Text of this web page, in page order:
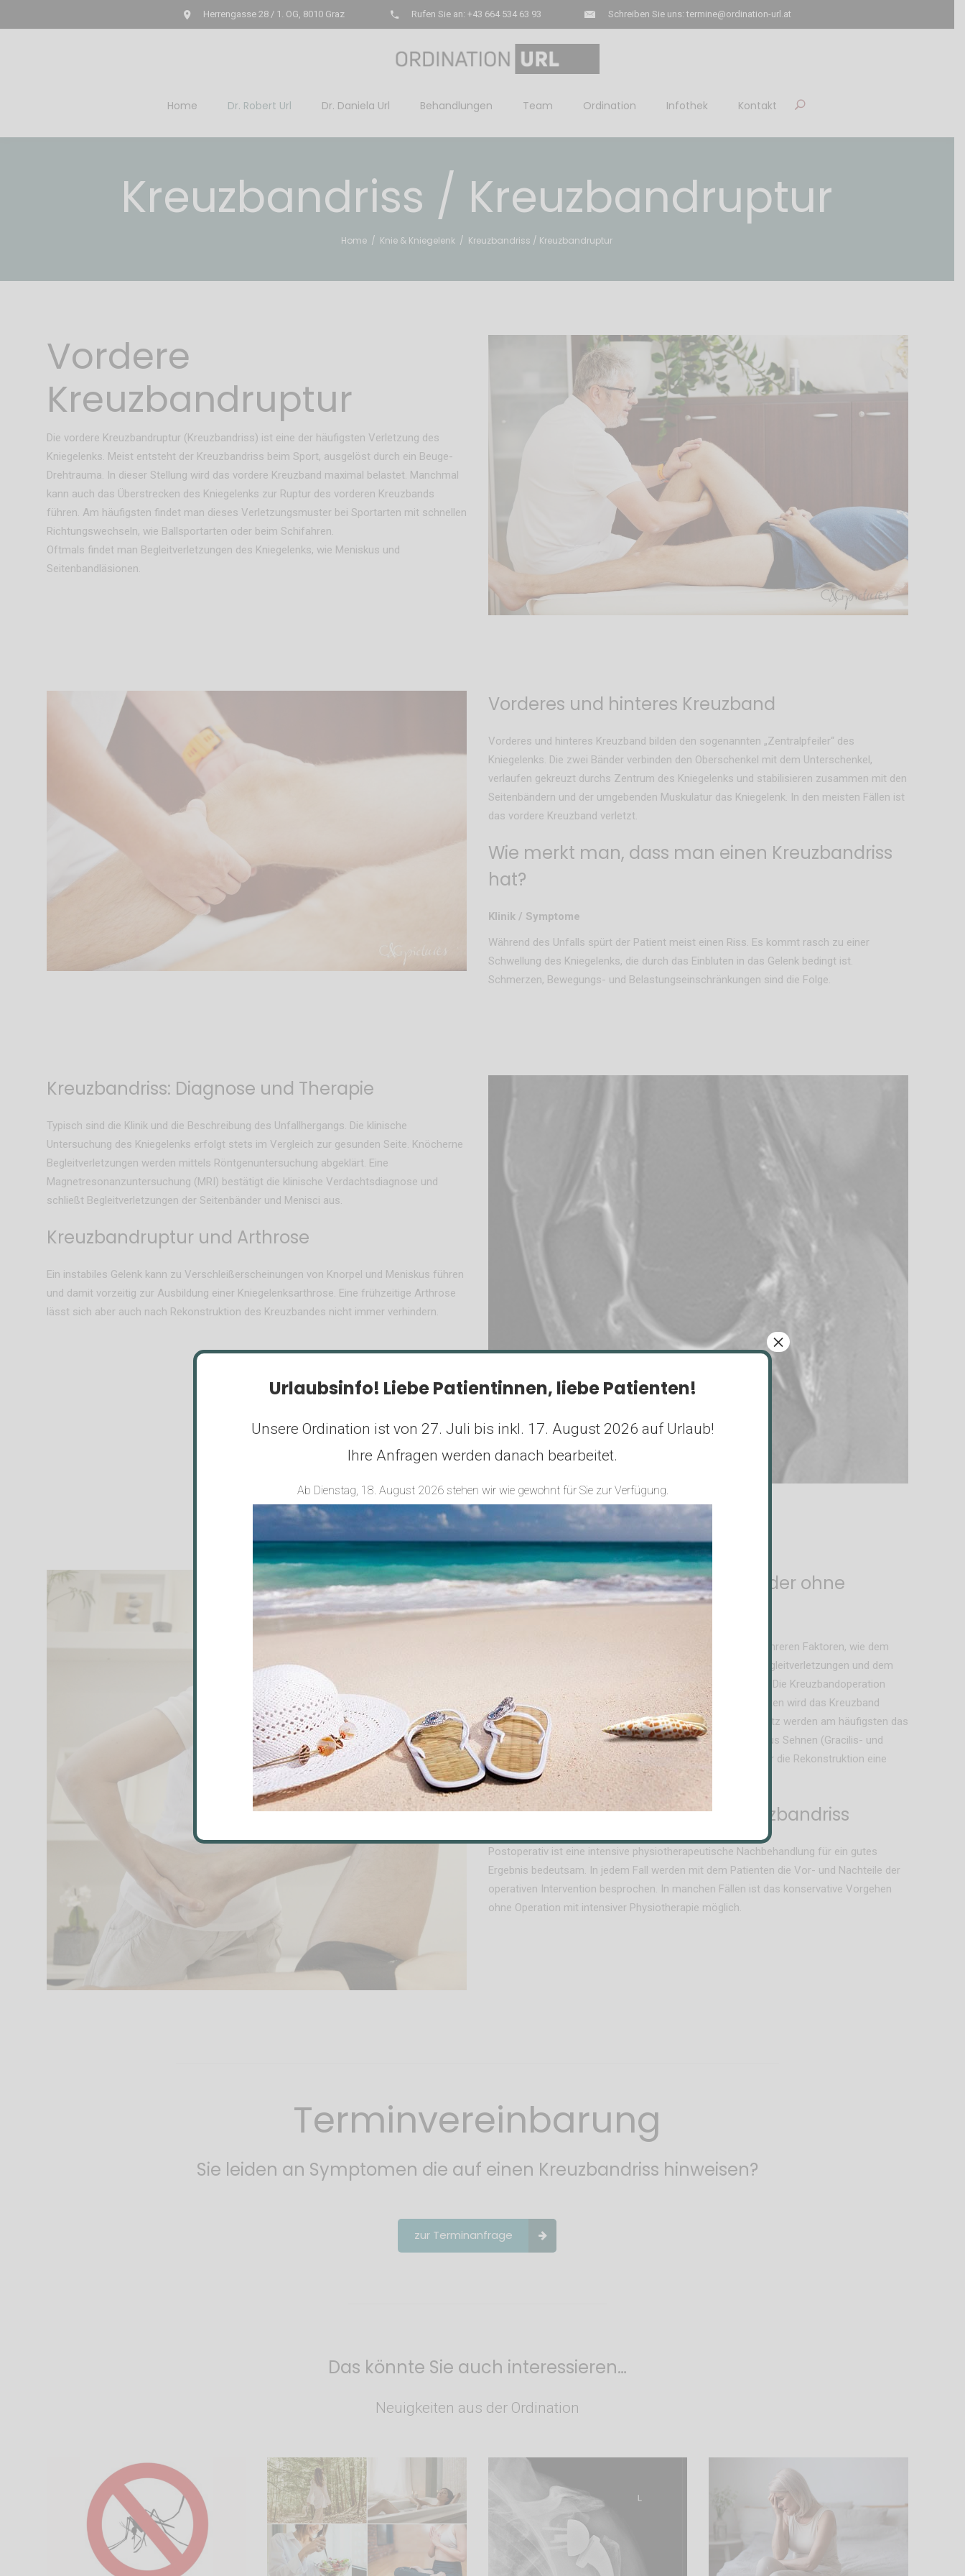
Herrengasse 28 / 1. OG, 8010 Graz Rufen Sie an: +43 664 534 63 93 Schreiben Sie uns: termine@ordination-url.at
Home Dr. Robert Url Dr. Daniela Url Behandlungen Team Ordination Infothek Kontakt
Kreuzbandriss / Kreuzbandruptur
Home / Knie & Kniegelenk / Kreuzbandriss / Kreuzbandruptur
Vordere
Kreuzbandruptur
Die vordere Kreuzbandruptur (Kreuzbandriss) ist eine der häufigsten Verletzung des
Kniegelenks. Meist entsteht der Kreuzbandriss beim Sport, ausgelöst durch ein Beuge-
Drehtrauma. In dieser Stellung wird das vordere Kreuzband maximal belastet. Manchmal
kann auch das Überstrecken des Kniegelenks zur Ruptur des vorderen Kreuzbands
führen. Am häufigsten findet man dieses Verletzungsmuster bei Sportarten mit schnellen
Richtungswechseln, wie Ballsportarten oder beim Schifahren.
Oftmals findet man Begleitverletzungen des Kniegelenks, wie Meniskus und
Seitenbandläsionen.
Vorderes und hinteres Kreuzband
Vorderes und hinteres Kreuzband bilden den sogenannten „Zentralpfeiler“ des
Kniegelenks. Die zwei Bänder verbinden den Oberschenkel mit dem Unterschenkel,
verlaufen gekreuzt durchs Zentrum des Kniegelenks und stabilisieren zusammen mit den
Seitenbändern und der umgebenden Muskulatur das Kniegelenk. In den meisten Fällen ist
das vordere Kreuzband verletzt.
Wie merkt man, dass man einen Kreuzbandriss
hat?
Klinik / Symptome
Während des Unfalls spürt der Patient meist einen Riss. Es kommt rasch zu einer
Schwellung des Kniegelenks, die durch das Einbluten in das Gelenk bedingt ist.
Schmerzen, Bewegungs- und Belastungseinschränkungen sind die Folge.
Kreuzbandriss: Diagnose und Therapie
Typisch sind die Klinik und die Beschreibung des Unfallhergangs. Die klinische
Untersuchung des Kniegelenks erfolgt stets im Vergleich zur gesunden Seite. Knöcherne
Begleitverletzungen werden mittels Röntgenuntersuchung abgeklärt. Eine
Magnetresonanzuntersuchung (MRI) bestätigt die klinische Verdachtsdiagnose und
schließt Begleitverletzungen der Seitenbänder und Menisci aus.
Kreuzbandruptur und Arthrose
Ein instabiles Gelenk kann zu Verschleißerscheinungen von Knorpel und Meniskus führen
und damit vorzeitig zur Ausbildung einer Kniegelenksarthrose. Eine frühzeitige Arthrose
lässt sich aber auch nach Rekonstruktion des Kreuzbandes nicht immer verhindern.
Kreuzbandriss Behandlung mit oder ohne
Operation?
Ob ein Kreuzbandriss operiert wird oder nicht, hängt von mehreren Faktoren, wie dem
Alter des Patienten, dem sportlichen Anspruch, etwaigen Begleitverletzungen und dem
subjektiven Instabilitätsgefühl (giving way) des Patienten ab. Die Kreuzbandoperation
erfolgt arthroskopisch (Kniegelenksspiegelung). Am häufigsten wird das Kreuzband
durch eine körpereigene Sehne ersetzt. Zum Kreuzbandersatz werden am häufigsten das
mittlere Drittel der Patellasehne oder die beiden Pes anserinus Sehnen (Gracilis- und
Semitendinosussehne) verwendet. In seltenen Fällen wird für die Rekonstruktion eine
Spendersehne (Allograft) gebraucht.
Physiotherapie nach einem Kreuzbandriss
Postoperativ ist eine intensive physiotherapeutische Nachbehandlung für ein gutes
Ergebnis bedeutsam. In jedem Fall werden mit dem Patienten die Vor- und Nachteile der
operativen Intervention besprochen. In manchen Fällen ist das konservative Vorgehen
ohne Operation mit intensiver Physiotherapie möglich.
Terminvereinbarung
Sie leiden an Symptomen die auf einen Kreuzbandriss hinweisen?
zur Terminanfrage
Das könnte Sie auch interessieren…
Neuigkeiten aus der Ordination
5. August 2026
Was hilft gegen
Mückenstiche?
20. Juli 2026
PMS Symptome in den
Griff bekommen
6. Juli 2026
Komplexes
Schultergelenk
1. Juli 2026
Schlafstörung und
Wechseljahre
Urlaubsinfo! Liebe Patientinnen, liebe Patienten!
Unsere Ordination ist von 27. Juli bis inkl. 17. August 2026 auf Urlaub!
Ihre Anfragen werden danach bearbeitet.
Ab Dienstag, 18. August 2026 stehen wir wie gewohnt für Sie zur Verfügung.
×